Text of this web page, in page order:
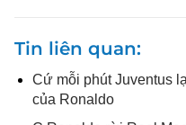
Tin liên quan
Cứ mỗi phút Juventus
của Ronaldo